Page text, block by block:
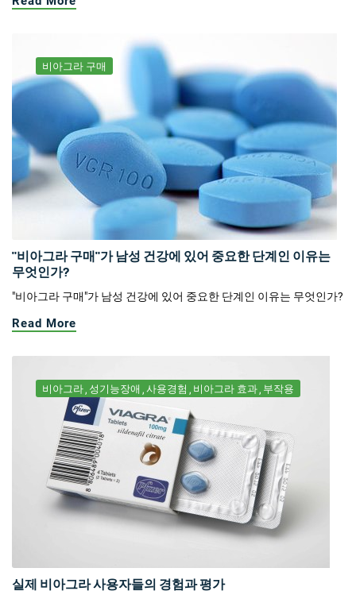
비아그라 구매
"비아그라 구매"가 남성 건강에 있어 중요한 단계인 이유는
무엇인가?
"비아그라 구매"가 남성 건강에 있어 중요한 단계인 이유는 무엇인가?
Read More
비아그라 성기능장애 사용경험 비아그라 효과 부작용
실제 비아그라 사용자들의 경험과 평가